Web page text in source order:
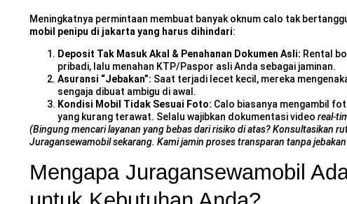
Meningkatnya permintaan membuat banyak oknum calo tak
mobil penipu di jakarta yang harus dihindari:
Deposit Tak Masuk Akal & Penahanan Dokumen Asli: Rental
pribadi, lalu menahan KTP/Paspor asli Anda sebagai jaminan.
Asuransi “Jebakan”: Saat terjadi lecet kecil, mereka
sengaja dibuat ambigu di awal.
Kondisi Mobil Tidak Sesuai Foto: Calo biasanya mengambil
yang kurang terawat. Selalu wajibkan dokumentasi video real-
(Bingung mencari layanan yang bebas dari risiko di atas? Konsultasikan
Juragansewamobil sekarang. Kami jamin proses transparan tanpa
Mengapa Juragansewamobil